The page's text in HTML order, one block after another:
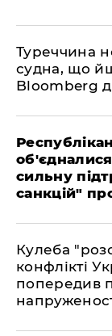
Туреччина
судна, що
Bloomberg
сильну
санкцій"
Кулеба
конфлікті
попередив